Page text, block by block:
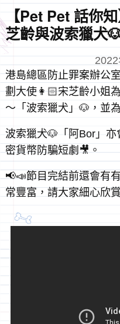
【Pet Pet 話你
芝齡與波索獵犬🐶
港島總區防止罪案辦公
劃大使👩🏻宋芝齡小姐
～「波索獵犬」🐶，並
波索獵犬🐶「阿Bor」
密貨幣防騙短劇🎥。
📢📣節目完結前還會有
常豐富，請大家細心欣